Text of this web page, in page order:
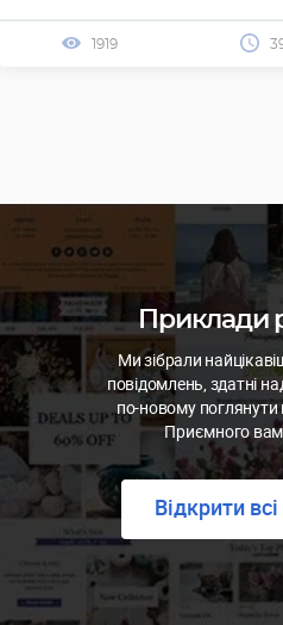
1919
Приклади
Ми зібрали
повідомлень, здатні
по-новому поглянути
Приємного вам
Відкрити